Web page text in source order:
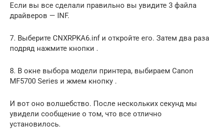
Если вы все сделали правильно вы увидите 3 файла
драйверов — INF.
7. Выберите CNXRPKA6.inf и откройте его. Затем два раза
подряд нажмите кнопки .
8. В окне выбора модели принтера, выбираем Canon
MF5700 Series и жмем кнопку .
И вот оно волшебство. После нескольких секунд мы
увидели сообщение о том, что все отлично
установилось.